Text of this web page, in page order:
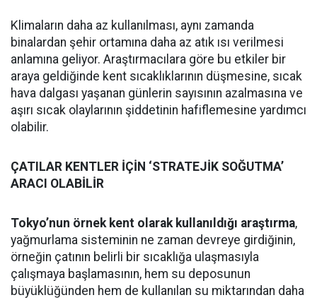
Klimaların daha az kullanılması, aynı zamanda
binalardan şehir ortamına daha az atık ısı verilmesi
anlamına geliyor. Araştırmacılara göre bu etkiler bir
araya geldiğinde kent sıcaklıklarının düşmesine, sıcak
hava dalgası yaşanan günlerin sayısının azalmasına ve
aşırı sıcak olaylarının şiddetinin hafiflemesine yardımcı
olabilir.
ÇATILAR KENTLER İÇİN ‘STRATEJİK SOĞUTMA’
ARACI OLABİLİR
Tokyo’nun örnek kent olarak kullanıldığı araştırma,
yağmurlama sisteminin ne zaman devreye girdiğinin,
örneğin çatının belirli bir sıcaklığa ulaşmasıyla
çalışmaya başlamasının, hem su deposunun
büyüklüğünden hem de kullanılan su miktarından daha